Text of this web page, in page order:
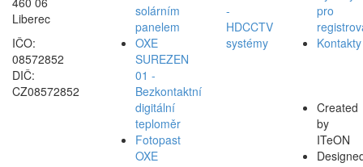
Liberec
IČO:
08572852
DIČ:
CZ08572852
solárním
panelem
OXE
SUREZEN
01 -
Bezkontaktní
digitální
teploměr
Fotopast
OXE
-
HDCCTV
systémy
pro
Kontakty
Created
by
ITeON